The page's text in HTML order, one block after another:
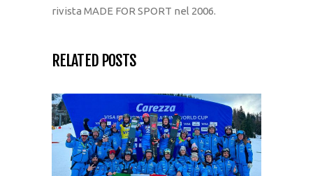
rivista MADE FOR SPORT nel 2006.
RELATED POSTS